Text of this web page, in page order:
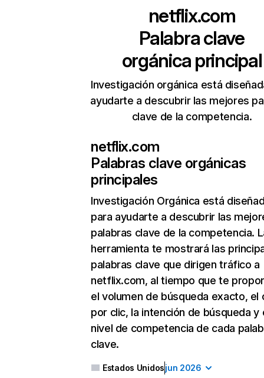
netflix.com
Palabra clave
orgánica principal
Investigación orgánica está
ayudarte a descubrir las mejores
clave de la competencia.
netflix.com
Palabras clave orgánicas
principales
Investigación Orgánica está
para ayudarte a descubrir las
palabras clave de la competencia.
herramienta te mostrará las
palabras clave que dirigen tráfico a
netflix.com, al tiempo que te
el volumen de búsqueda exacto, el
por clic, la intención de búsqueda y
nivel de competencia de cada
clave.
Estados Unidosjun 2026